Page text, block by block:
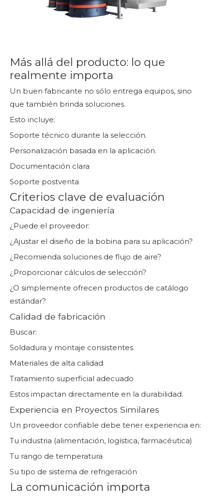
Más allá del producto: lo que
realmente importa
Un buen fabricante no sólo entrega equipos, sino
que también brinda soluciones.
Esto incluye:
Soporte técnico durante la selección.
Personalización basada en la aplicación.
Documentación clara
Soporte postventa
Criterios clave de evaluación
Capacidad de ingeniería
¿Puede el proveedor:
¿Ajustar el diseño de la bobina para su aplicación?
¿Recomienda soluciones de flujo de aire?
¿Proporcionar cálculos de selección?
¿O simplemente ofrecen productos de catálogo
estándar?
Calidad de fabricación
Buscar:
Soldadura y montaje consistentes
Materiales de alta calidad
Tratamiento superficial adecuado
Estos impactan directamente en la durabilidad.
Experiencia en Proyectos Similares
Un proveedor confiable debe tener experiencia en:
Tu industria (alimentación, logística, farmacéutica)
Tu rango de temperatura
Su tipo de sistema de refrigeración
La comunicación importa